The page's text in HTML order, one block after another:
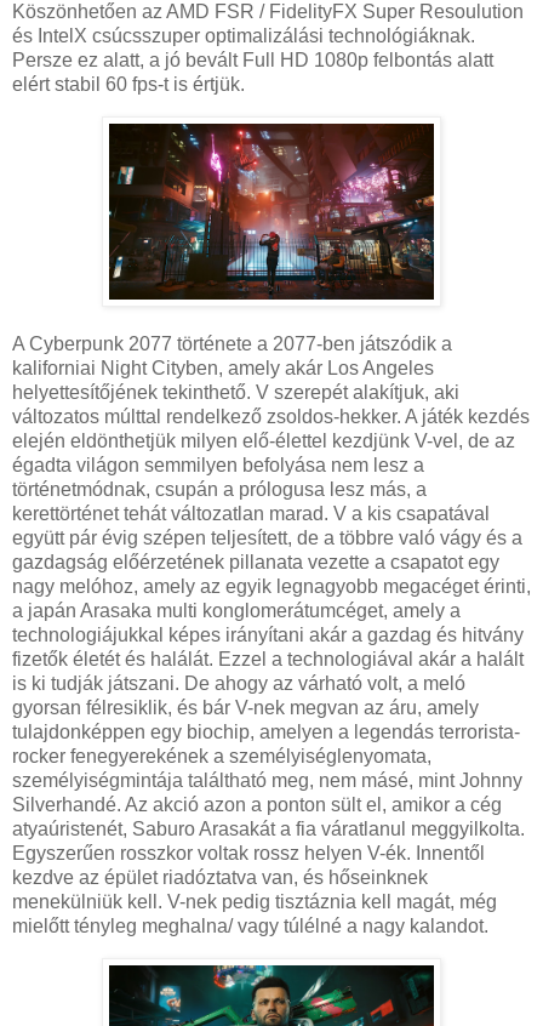
Köszönhetően az AMD FSR / FidelityFX Super Resoulution
és IntelX csúcsszuper optimalizálási technológiáknak.
Persze ez alatt, a jó bevált Full HD 1080p felbontás alatt
elért stabil 60 fps-t is értjük.
A Cyberpunk 2077 története a 2077-ben játszódik a
kaliforniai Night Cityben, amely akár Los Angeles
helyettesítőjének tekinthető. V szerepét alakítjuk, aki
változatos múlttal rendelkező zsoldos-hekker. A játék kezdés
elején eldönthetjük milyen elő-élettel kezdjünk V-vel, de az
égadta világon semmilyen befolyása nem lesz a
történetmódnak, csupán a prólogusa lesz más, a
kerettörténet tehát változatlan marad. V a kis csapatával
együtt pár évig szépen teljesített, de a többre való vágy és a
gazdagság előérzetének pillanata vezette a csapatot egy
nagy melóhoz, amely az egyik legnagyobb megacéget érinti,
a japán Arasaka multi konglomerátumcéget, amely a
technologiájukkal képes irányítani akár a gazdag és hitvány
fizetők életét és halálát. Ezzel a technologiával akár a halált
is ki tudják játszani. De ahogy az várható volt, a meló
gyorsan félresiklik, és bár V-nek megvan az áru, amely
tulajdonképpen egy biochip, amelyen a legendás terrorista-
rocker fenegyerekének a személyiséglenyomata,
személyiségmintája találtható meg, nem másé, mint Johnny
Silverhandé. Az akció azon a ponton sült el, amikor a cég
atyaúristenét, Saburo Arasakát a fia váratlanul meggyilkolta.
Egyszerűen rosszkor voltak rossz helyen V-ék. Innentől
kezdve az épület riadóztatva van, és hőseinknek
menekülniük kell. V-nek pedig tisztáznia kell magát, még
mielőtt tényleg meghalna/ vagy túlélné a nagy kalandot.